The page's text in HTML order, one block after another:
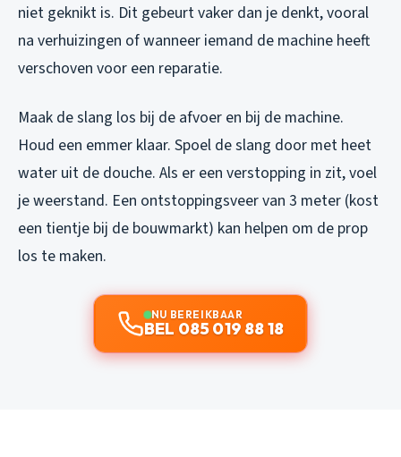
niet geknikt is. Dit gebeurt vaker dan je denkt, vooral
na verhuizingen of wanneer iemand de machine heeft
verschoven voor een reparatie.
Maak de slang los bij de afvoer en bij de machine.
Houd een emmer klaar. Spoel de slang door met heet
water uit de douche. Als er een verstopping in zit, voel
je weerstand. Een ontstoppingsveer van 3 meter (kost
een tientje bij de bouwmarkt) kan helpen om de prop
los te maken.
NU BEREIKBAAR
BEL 085 019 88 18